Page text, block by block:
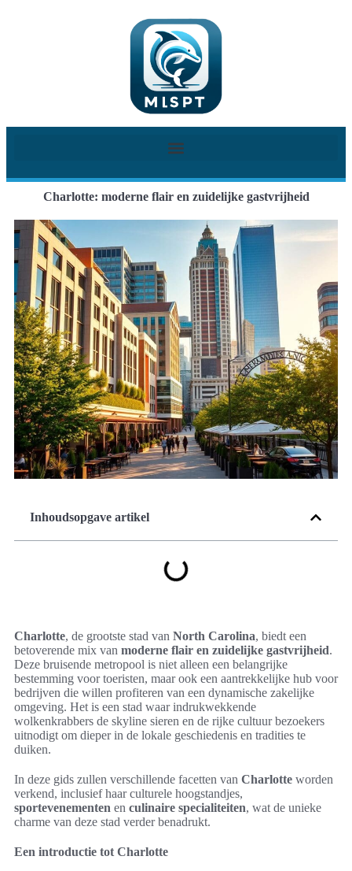
Charlotte: moderne flair en zuidelijke gastvrijheid
Inhoudsopgave artikel
Charlotte, de grootste stad van North Carolina, biedt een
betoverende mix van moderne flair en zuidelijke gastvrijheid.
Deze bruisende metropool is niet alleen een belangrijke
bestemming voor toeristen, maar ook een aantrekkelijke hub voor
bedrijven die willen profiteren van een dynamische zakelijke
omgeving. Het is een stad waar indrukwekkende
wolkenkrabbers de skyline sieren en de rijke cultuur bezoekers
uitnodigt om dieper in de lokale geschiedenis en tradities te
duiken.
In deze gids zullen verschillende facetten van Charlotte worden
verkend, inclusief haar culturele hoogstandjes,
sportevenementen en culinaire specialiteiten, wat de unieke
charme van deze stad verder benadrukt.
Een introductie tot Charlotte